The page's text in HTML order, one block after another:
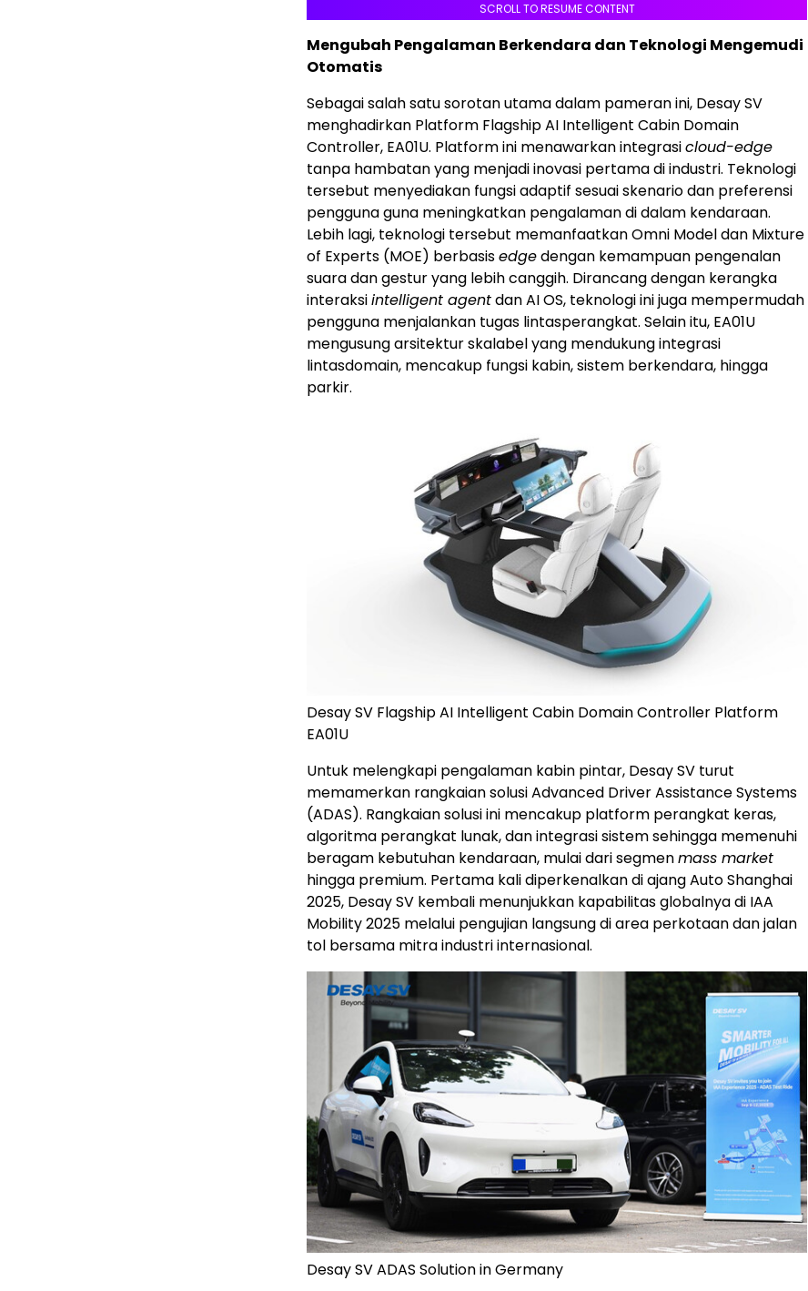
SCROLL TO RESUME CONTENT
Mengubah Pengalaman Berkendara dan Teknologi Mengemudi
Otomatis
Sebagai salah satu sorotan utama dalam pameran ini, Desay SV
menghadirkan Platform Flagship AI Intelligent Cabin Domain
Controller, EA01U. Platform ini menawarkan integrasicloud-edge
tanpa hambatan yang menjadi inovasi pertama di industri. Teknologi
tersebut menyediakan fungsi adaptif sesuai skenario dan preferensi
pengguna guna meningkatkan pengalaman di dalam kendaraan.
Lebih lagi, teknologi tersebut memanfaatkan Omni Model dan Mixture
of Experts (MOE) berbasisedgedengan kemampuan pengenalan
suara dan gestur yang lebih canggih. Dirancang dengan kerangka
interaksiintelligent agentdan AI OS, teknologi ini juga mempermudah
pengguna menjalankan tugas lintasperangkat. Selain itu, EA01U
mengusung arsitektur skalabel yang mendukung integrasi
lintasdomain, mencakup fungsi kabin, sistem berkendara, hingga
parkir.
Desay SV Flagship AI Intelligent Cabin Domain Controller Platform
EA01U
Untuk melengkapi pengalaman kabin pintar, Desay SV turut
memamerkan rangkaian solusi Advanced Driver Assistance Systems
(ADAS). Rangkaian solusi ini mencakup platform perangkat keras,
algoritma perangkat lunak, dan integrasi sistem sehingga memenuhi
beragam kebutuhan kendaraan, mulai dari segmenmass market
hingga premium. Pertama kali diperkenalkan di ajang Auto Shanghai
2025, Desay SV kembali menunjukkan kapabilitas globalnya di IAA
Mobility 2025 melalui pengujian langsung di area perkotaan dan jalan
tol bersama mitra industri internasional.
Desay SV ADAS Solution in Germany